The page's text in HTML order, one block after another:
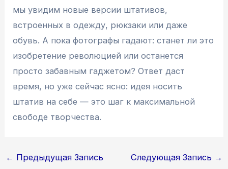
мы увидим новые версии штативов,
встроенных в одежду, рюкзаки или даже
обувь. А пока фотографы гадают: станет ли это
изобретение революцией или останется
просто забавным гаджетом? Ответ даст
время, но уже сейчас ясно: идея носить
штатив на себе — это шаг к максимальной
свободе творчества.
Навигация
← Предыдущая Запись Следующая Запись →